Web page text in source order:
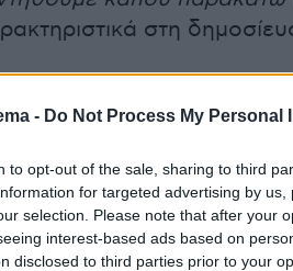
- Do Not Process My Personal
to opt-out of the sale, sharing to third
for targeted advertising by
selection. Please note that after your
interest-based ads based on
disclosed to third parties prior to your
στη